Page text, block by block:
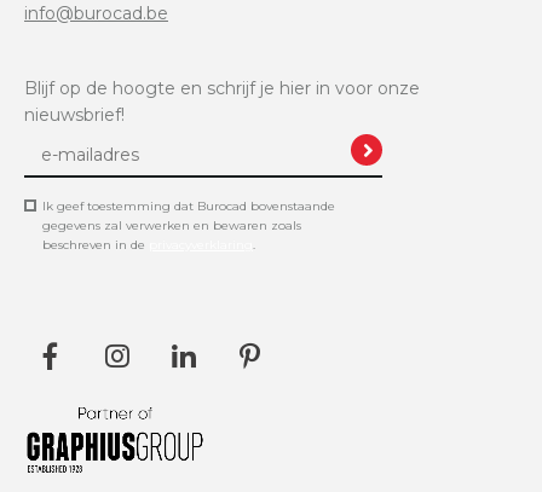
Blijf op de hoogte en schrijf je hier in voor onze
nieuwsbrief!
Ik geef toestemming dat Burocad bovenstaande
gegevens zal verwerken en bewaren zoals
beschreven in de
info@burocad.be